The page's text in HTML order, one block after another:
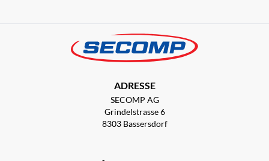
ADRESSE
SECOMP AG
Grindelstrasse 6
8303 Bassersdorf